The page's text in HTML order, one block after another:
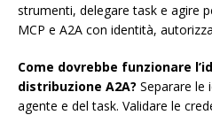
strumenti, delegare task e agire
MCP e A2A con identità,
Come dovrebbe funzionare
distribuzione A2A? Separare le
agente e del task. Validare le